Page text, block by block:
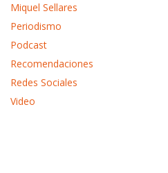
Miquel Sellares
Periodismo
Podcast
Recomendaciones
Redes Sociales
Video